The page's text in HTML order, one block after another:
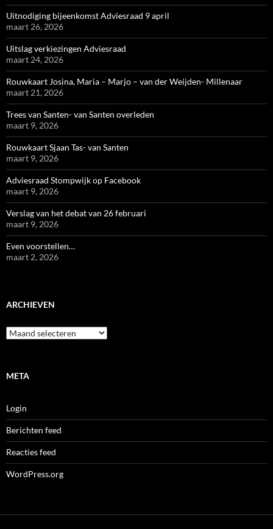
Uitnodiging bijeenkomst Adviesraad 9 april
maart 26, 2026
Uitslag verkiezingen Adviesraad
maart 24, 2026
Rouwkaart Josina, Maria – Marjo – van der Weijden- Millenaar
maart 21, 2026
Trees van Santen- van Santen overleden
maart 9, 2026
Rouwkaart Sjaan Tas- van Santen
maart 9, 2026
Adviesraad Stompwijk op Facebook
maart 9, 2026
Verslag van het debat van 26 februari
maart 9, 2026
Even voorstellen…
maart 2, 2026
ARCHIEVEN
Archieven
META
Login
Berichten feed
Reacties feed
WordPress.org